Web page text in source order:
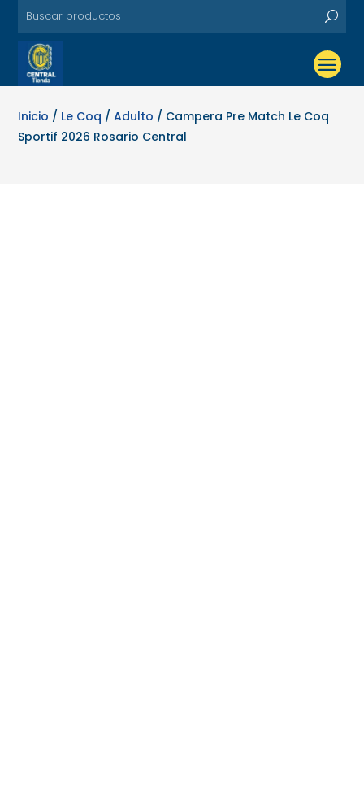
Inicio / Le Coq /Adulto / Campera Pre Match Le Coq
Sportif 2026 Rosario Central